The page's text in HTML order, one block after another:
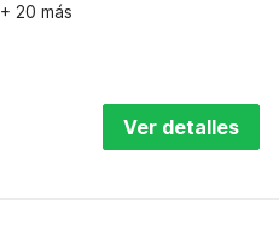
+ 20 más
Ver detalles